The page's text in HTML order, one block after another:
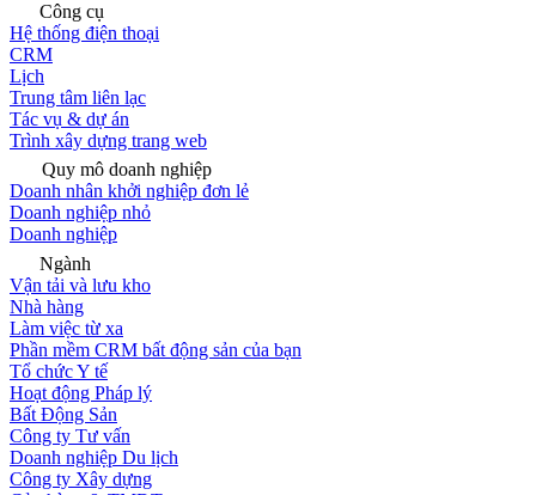
Công cụ
Hệ thống điện thoại
CRM
Lịch
Trung tâm liên lạc
Tác vụ & dự án
Trình xây dựng trang web
Quy mô doanh nghiệp
Doanh nhân khởi nghiệp đơn lẻ
Doanh nghiệp nhỏ
Doanh nghiệp
Ngành
Vận tải và lưu kho
Nhà hàng
Làm việc từ xa
Phần mềm CRM bất động sản của bạn
Tổ chức Y tế
Hoạt động Pháp lý
Bất Động Sản
Công ty Tư vấn
Doanh nghiệp Du lịch
Công ty Xây dựng